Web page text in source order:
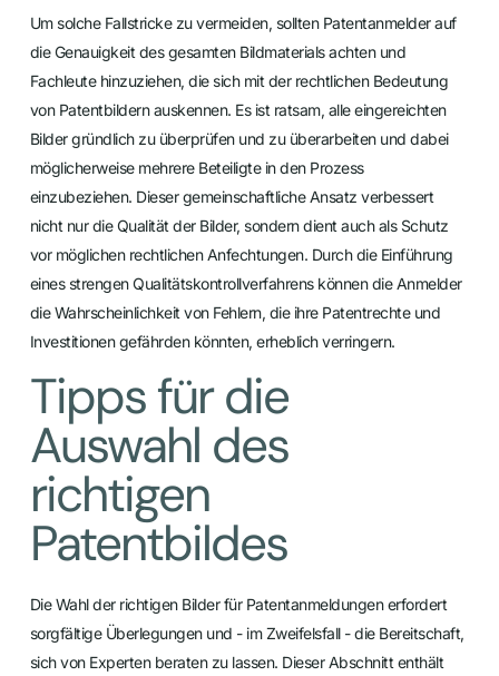
Um solche Fallstricke zu vermeiden, sollten Patentanmelder auf
die Genauigkeit des gesamten Bildmaterials achten und
Fachleute hinzuziehen, die sich mit der rechtlichen Bedeutung
von Patentbildern auskennen. Es ist ratsam, alle eingereichten
Bilder gründlich zu überprüfen und zu überarbeiten und dabei
möglicherweise mehrere Beteiligte in den Prozess
einzubeziehen. Dieser gemeinschaftliche Ansatz verbessert
nicht nur die Qualität der Bilder, sondern dient auch als Schutz
vor möglichen rechtlichen Anfechtungen. Durch die Einführung
eines strengen Qualitätskontrollverfahrens können die Anmelder
die Wahrscheinlichkeit von Fehlern, die ihre Patentrechte und
Investitionen gefährden könnten, erheblich verringern.
Tipps für die
Auswahl des
richtigen
Patentbildes
Die Wahl der richtigen Bilder für Patentanmeldungen erfordert
sorgfältige Überlegungen und - im Zweifelsfall - die Bereitschaft,
sich von Experten beraten zu lassen. Dieser Abschnitt enthält